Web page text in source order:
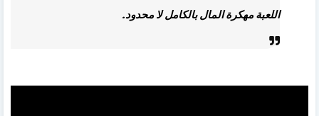
اللعبة مهكرة المال بالكامل لا محدود.